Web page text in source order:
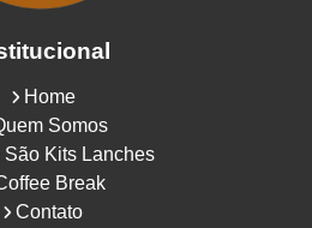
Home
Somos
São Kits Lanches
Break
Contato